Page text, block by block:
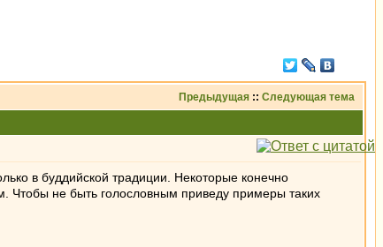
Предыдущая :: Следующая тема
в буддийской традиции. Некоторые конечно
Чтобы не быть голословным приведу примеры таких